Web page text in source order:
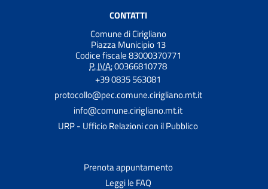
CONTATTI
Comune di Cirigliano
Piazza Municipio 13
Codice fiscale 83000370771
P. IVA:00366810778
+39 0835 563081
protocollo@pec.comune.cirigliano.mt.it
info@comune.cirigliano.mt.it
URP - Ufficio Relazioni con il Pubblico
Prenota appuntamento
Leggi le FAQ